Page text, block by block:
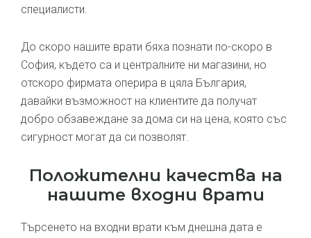
специалисти.
До скоро нашите врати бяха познати по-скоро в
София, където са и централните ни магазини, но
отскоро фирмата оперира в цяла България,
давайки възможност на клиентите да получат
добро обзавеждане за дома си на цена, която със
сигурност могат да си позволят.
Положителни качества на
нашите входни врати
Търсенето на входни врати към днешна дата е